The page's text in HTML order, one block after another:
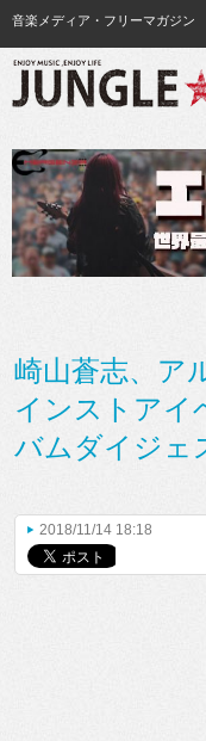
音楽メディア・フリーマガジン
崎山蒼志、ア
インストアイ
バムダイジェ
2018/11/14 18:18